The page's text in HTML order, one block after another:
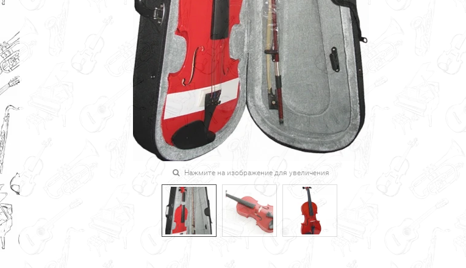
Нажмите на изображение для увеличения